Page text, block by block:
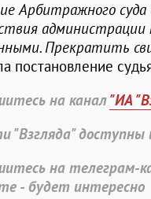
Арбитражного
администрации
Прекратить
постановление
на канал"ИА
"Взгляда" доступны
на телеграм-
- будет интересно